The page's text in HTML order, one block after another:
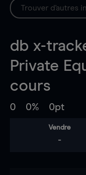
db x-
Private
cours
0 0% 0pt
Vendre
-